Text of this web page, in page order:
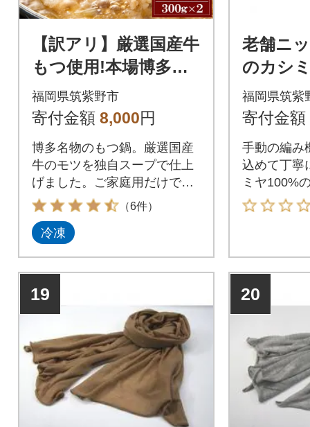
【訳アリ】厳選国産牛
もつ使用!本場博多の
味 もつ鍋(醤油味)6人
前(300g×2)(筑紫野市)
福岡県筑紫野市
寄付金額 8,000円
博多名物のもつ鍋。厳選国産
牛のモツを独自スープで仕上
げました。ご家庭用だけでな
くギフトや贈答用にも!
（6件）
冷凍
老舗ニ
のカシ
(ブラッ
福岡県筑紫
寄付金額
手動の編み
込めて丁寧
ミヤ100%
19 20